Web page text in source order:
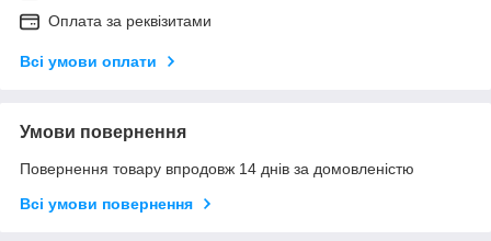
Оплата за реквізитами
Всі умови оплати
Умови повернення
Повернення товару впродовж 14 днів за домовленістю
Всі умови повернення